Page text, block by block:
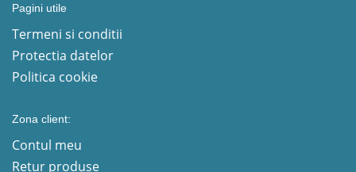
Pagini utile
Termeni si conditii
Protectia datelor
Politica cookie
Zona client:
Contul meu
Retur produse